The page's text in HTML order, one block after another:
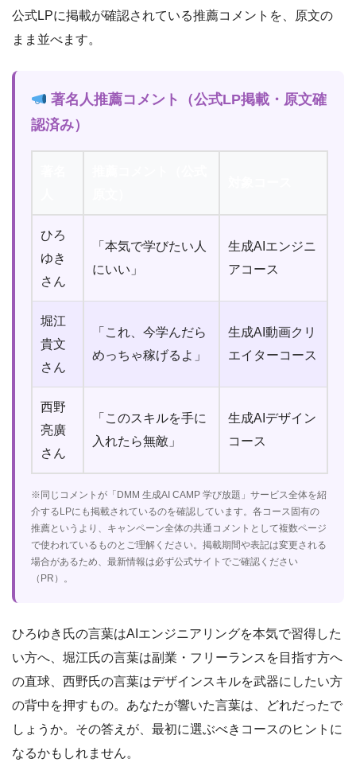
公式LPに掲載が確認されている推薦コメントを、原文の
まま並べます。
著名人推薦コメント（公式LP掲載・原文確
認済み）
ひろ
ゆき
さん
「本気で学びたい人
にいい」
生成AIエンジニ
アコース
堀江
貴文
さん
「これ、今学んだら
めっちゃ稼げるよ」
生成AI動画クリ
エイターコース
西野
亮廣
さん
「このスキルを手に
入れたら無敵」
生成AIデザイン
コース
※同じコメントが「DMM 生成AI CAMP 学び放題」サービス全体を紹
介するLPにも掲載されているのを確認しています。各コース固有の
推薦というより、キャンペーン全体の共通コメントとして複数ページ
で使われているものとご理解ください。掲載期間や表記は変更される
場合があるため、最新情報は必ず公式サイトでご確認ください
（PR）。
ひろゆき氏の言葉はAIエンジニアリングを本気で習得した
い方へ、堀江氏の言葉は副業・フリーランスを目指す方へ
の直球、西野氏の言葉はデザインスキルを武器にしたい方
の背中を押すもの。あなたが響いた言葉は、どれだったで
しょうか。その答えが、最初に選ぶべきコースのヒントに
なるかもしれません。